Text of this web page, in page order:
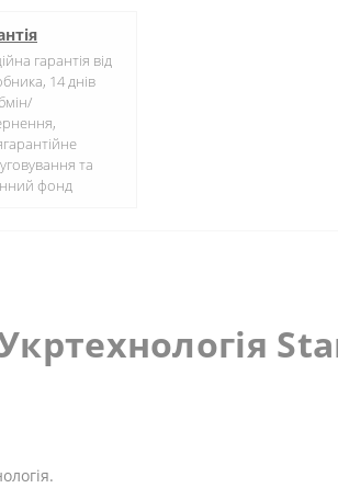
гарантія від
14 днів
та
фонд